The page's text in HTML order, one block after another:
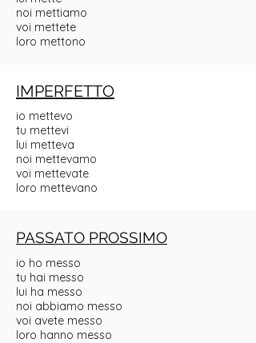
noi mettiamo
voi mettete
loro mettono
IMPERFETTO
io mettevo
tu mettevi
lui metteva
noi mettevamo
voi mettevate
loro mettevano
PASSATO PROSSIMO
io ho messo
tu hai messo
lui ha messo
noi abbiamo messo
voi avete messo
loro hanno messo